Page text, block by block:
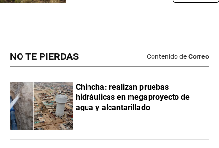
NO TE PIERDAS Contenido deCorreo
Chincha: realizan pruebas
hidráulicas en megaproyecto de
agua y alcantarillado